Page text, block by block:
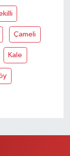
Çameli
Kale